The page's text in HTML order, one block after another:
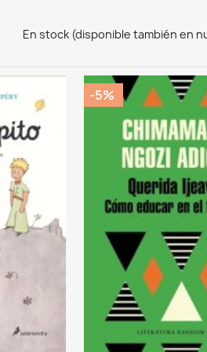
En stock (disponible también en
-5%